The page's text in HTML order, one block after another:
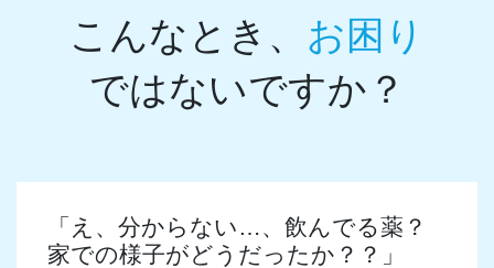
こんなとき、 お困り
ではないですか？
「え、分からない…、飲んでる薬？
家での様子がどうだったか？？」